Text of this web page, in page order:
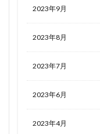
2023年9月
2023年8月
2023年7月
2023年6月
2023年4月